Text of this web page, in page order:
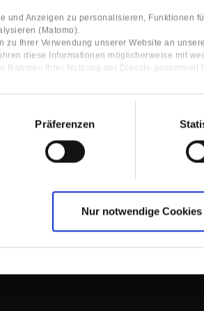
und Anzeigen zu personalisieren, Funktionen
(Matomo).
zu Ihrer Verwendung unserer Website an
diese Informationen möglicherweise mit
Rahmen Ihrer Nutzung der Dienste gesammelt
Präferenzen
Nur notwendige Cookies
Contact Person
Contact form